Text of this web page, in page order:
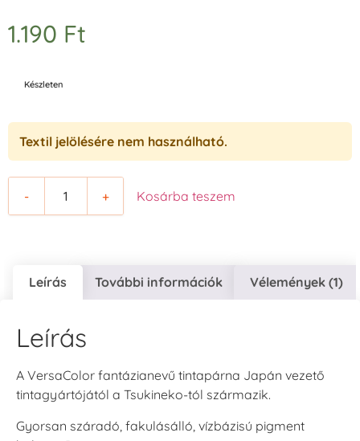
1.190 Ft
Készleten
Textil jelölésére nem használható.
- + Kosárba teszem
Leírás További információk Vélemények (1)
Leírás
A VersaColor fantázianevű tintapárna Japán vezető
tintagyártójától a Tsukineko-tól származik.
Gyorsan száradó, fakulásálló, vízbázisú pigment